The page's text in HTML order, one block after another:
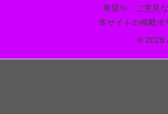
希望や、ご意見
本サイトの掲載ポ
© 2026